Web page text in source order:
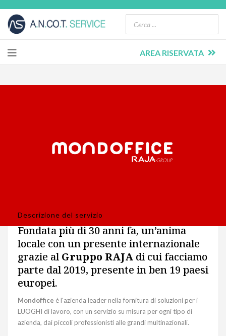
AREA RISERVATA
Descrizione del servizio
Fondata più di 30 anni fa, un’anima
locale con un presente internazionale
grazie alGruppo RAJA di cui facciamo
parte dal 2019, presente in ben 19 paesi
europei.
Mondoffice è l'azienda leader nella fornitura di soluzioni per i
LUOGHI di lavoro, con un servizio su misura per ogni tipo di
azienda, dai piccoli professionisti alle grandi multinazionali.